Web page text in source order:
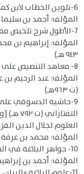
6-تلوين الخطاب لابن كمال باشا دراسة وتحقيق
المؤلف: أحمد بن سليمان
7-الأطول شرح تلخيص مفتاح العلوم
المؤلف: إبراهيم بن
٩٤٣ هـ)
8- معاهد التنصيص على شواهد التلخيص
المؤلف: عبد الرحيم بن
(ت ٩٦٣هـ)
9-حاشية الدسوقي
العلوم لجلال الدين
المؤلف: محمد بن
10- جواهر البلاغة في المعاني والبيان والبديع
المؤلف: أحمد بن